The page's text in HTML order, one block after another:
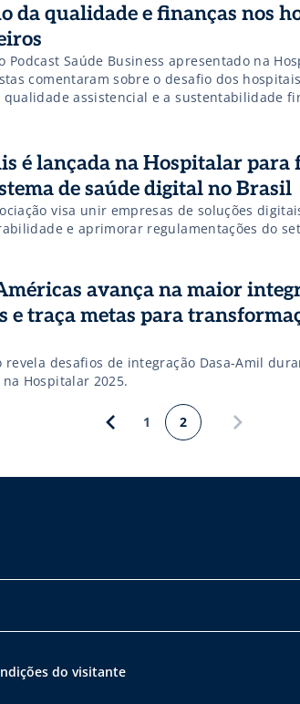
da qualidade e finanças nos
Podcast Saúde Business apresentado na
comentaram sobre o desafio dos
qualidade assistencial e a sustentabilidade
é lançada na Hospitalar para
de saúde digital no Brasil
visa unir empresas de soluções
e aprimorar regulamentações do
avança na maior
e traça metas para
revela desafios de integração Dasa-Amil
na Hospitalar 2025.
1 2
do visitante